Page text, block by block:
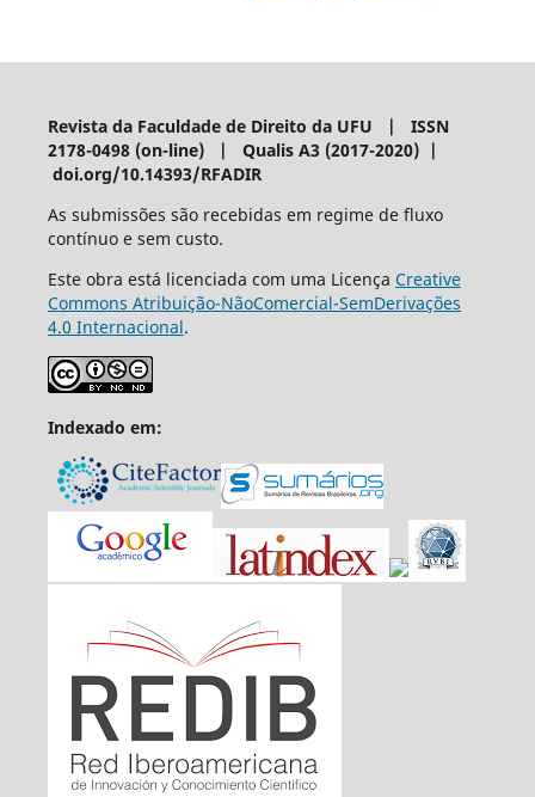
Revista da Faculdade de Direito da UFU | ISSN
2178-0498 (on-line) | Qualis A3 (2017-2020) |
doi.org/10.14393/RFADIR
As submissões são recebidas em regime de fluxo
contínuo e sem custo.
Este obra está licenciada com uma Licença Creative
Commons Atribuição-NãoComercial-SemDerivações
4.0 Internacional.
Indexado em: